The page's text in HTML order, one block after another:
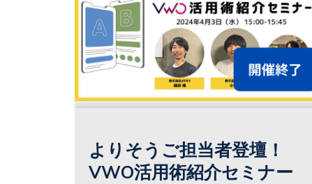
よりそうご担当者登壇！
VWO活用術紹介セミナー